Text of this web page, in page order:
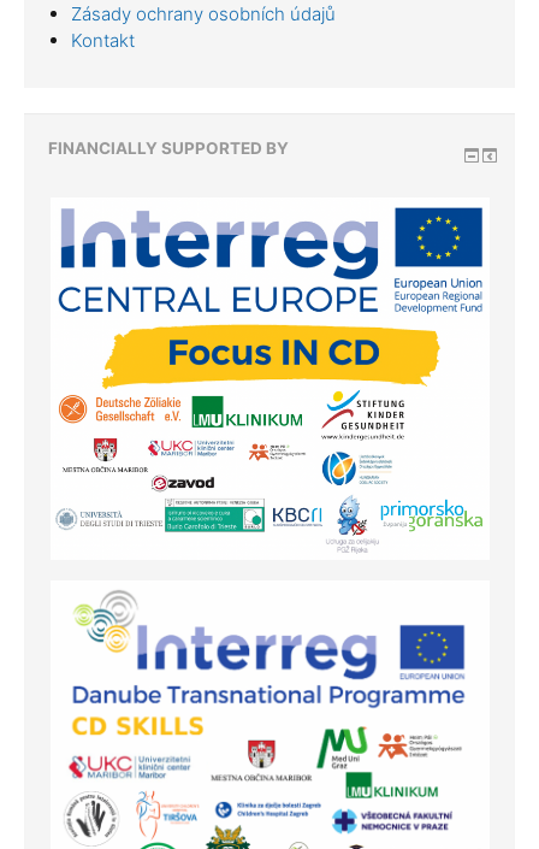
Zásady ochrany osobních údajů
Kontakt
FINANCIALLY SUPPORTED BY